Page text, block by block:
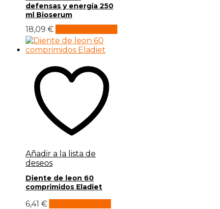
defensas y energía 250
ml Bioserum
18,09 €
Añadir a la lista de
deseos
Diente de leon 60
comprimidos Eladiet
6,41 €